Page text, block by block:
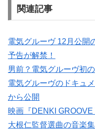
関連記事
電気グルーヴ 12月公開
予告が解禁！
男前？電気グルーヴ初
電気グルーヴのドキュ
から公開
映画『DENKI GROOVE
大根仁監督選曲の音楽集